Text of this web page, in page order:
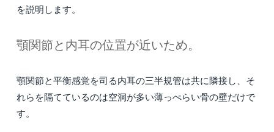
を説明します。
顎関節と内耳の位置が近いため。
顎関節と平衡感覚を司る内耳の三半規管は共に隣接し、そ
れらを隔てているのは空洞が多い薄っぺらい骨の壁だけで
す。